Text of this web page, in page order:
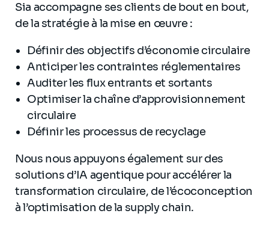
Sia accompagne ses clients de bout en bout,
de la stratégie à la mise en œuvre :
Définir des objectifs d’économie circulaire
Anticiper les contraintes réglementaires
Auditer les flux entrants et sortants
Optimiser la chaîne d’approvisionnement
circulaire
Définir les processus de recyclage
Nous nous appuyons également sur des
solutions d’IA agentique pour accélérer la
transformation circulaire, de l’écoconception
à l’optimisation de la supply chain.